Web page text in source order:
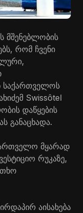
მშენებლობის
რომ ჩვენი
საქართველოს
Swissôtel
დაწყების
განაცხადა.
მყარად
რუკაზე,
აისახება